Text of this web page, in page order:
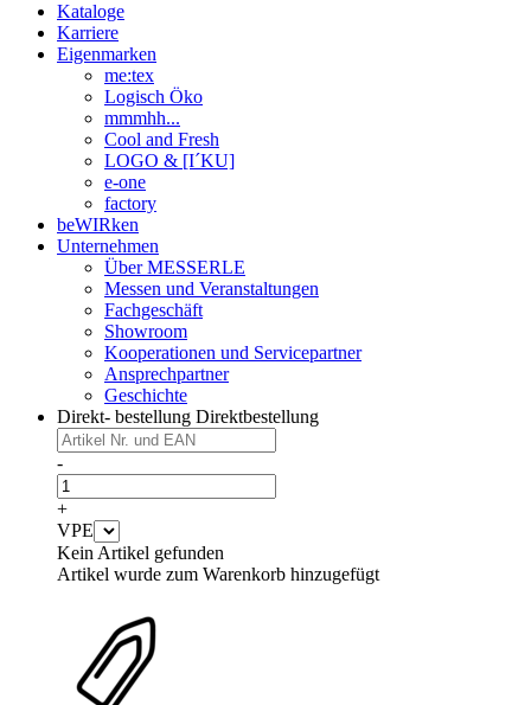
Kataloge
Karriere
Eigenmarken
me:tex
Logisch Öko
mmmhh...
Cool and Fresh
LOGO & [I´KU]
e-one
factory
beWIRken
Unternehmen
Über MESSERLE
Messen und Veranstaltungen
Fachgeschäft
Showroom
Kooperationen und Servicepartner
Ansprechpartner
Geschichte
Direkt- bestellung Direktbestellung
-
+
VPE
Kein Artikel gefunden
Artikel wurde zum Warenkorb hinzugefügt